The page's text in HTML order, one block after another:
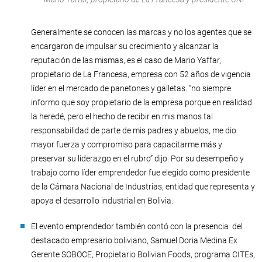
Generalmente se conocen las marcas y no los agentes que se
encargaron de impulsar su crecimiento y alcanzar la
reputación de las mismas, es el caso de Mario Yaffar,
propietario de La Francesa, empresa con 52 años de vigencia
líder en el mercado de panetones y galletas. “no siempre
informo que soy propietario de la empresa porque en realidad
la heredé, pero el hecho de recibir en mis manos tal
responsabilidad de parte de mis padres y abuelos, me dio
mayor fuerza y compromiso para capacitarme más y
preservar su liderazgo en el rubro” dijo. Por su desempeño y
trabajo como líder emprendedor fue elegido como presidente
de la Cámara Nacional de Industrias, entidad que representa y
apoya el desarrollo industrial en Bolivia.
El evento emprendedor también contó con la presencia del
destacado empresario boliviano, Samuel Doria Medina Ex
Gerente SOBOCE, Propietario Bolivian Foods, programa CITEs,